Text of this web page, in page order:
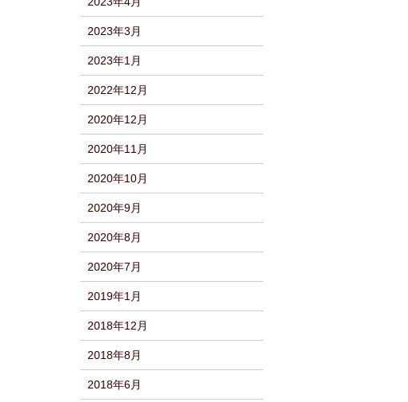
2023年3月
2023年1月
2022年12月
2020年12月
2020年11月
2020年10月
2020年9月
2020年8月
2020年7月
2019年1月
2018年12月
2018年8月
2018年6月